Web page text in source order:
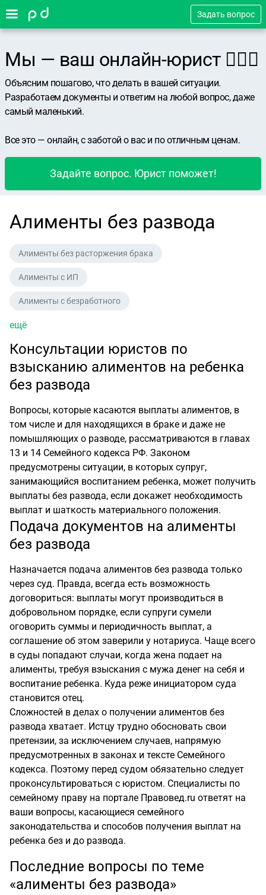
Задать вопрос
Мы — ваш онлайн-юрист 👨🏻‍⚖️
Объясним пошагово, что делать в вашей ситуации.
Разработаем документы и ответим на любой вопрос, даже
самый маленький.
Все это — онлайн, с заботой о вас и по отличным ценам.
Задайте вопрос. Юрист поможет!
Алименты без развода
Алименты без расторжения брака
Алименты с ИП
Алименты с безработного
ещё
Консультации юристов по
взысканию алиментов на ребенка
без развода
Вопросы, которые касаются выплаты алиментов, в
том числе и для находящихся в браке и даже не
помышляющих о разводе, рассматриваются в главах
13 и 14 Семейного кодекса РФ. Законом
предусмотрены ситуации, в которых супруг,
занимающийся воспитанием ребенка, может получить
выплаты без развода, если докажет необходимость
выплат и шаткость материального положения.
Подача документов на алименты
без развода
Назначается подача алиментов без развода только
через суд. Правда, всегда есть возможность
договориться: выплаты могут производиться в
добровольном порядке, если супруги сумели
оговорить суммы и периодичность выплат, а
соглашение об этом заверили у нотариуса. Чаще всего
в суды попадают случаи, когда жена подает на
алименты, требуя взыскания с мужа денег на себя и
воспитание ребенка. Куда реже инициатором суда
становится отец.
Сложностей в делах о получении алиментов без
развода хватает. Истцу трудно обосновать свои
претензии, за исключением случаев, напрямую
предусмотренных в законах и тексте Семейного
кодекса. Поэтому перед судом обязательно следует
проконсультироваться с юристом. Специалисты по
семейному праву на портале Правовед.ru ответят на
ваши вопросы, касающиеся семейного
законодательства и способов получения выплат на
ребенка без и до развода.
Последние вопросы по теме
«алименты без развода»